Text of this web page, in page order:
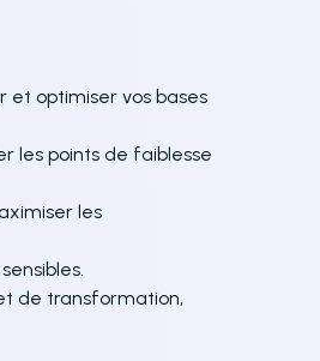
et optimiser vos bases
les points de faiblesse
les
de transformation,